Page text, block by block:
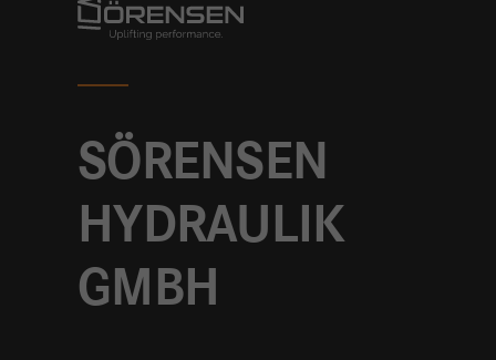
Anbieter
SÖRENSEN
HYDRAULIK
GMBH